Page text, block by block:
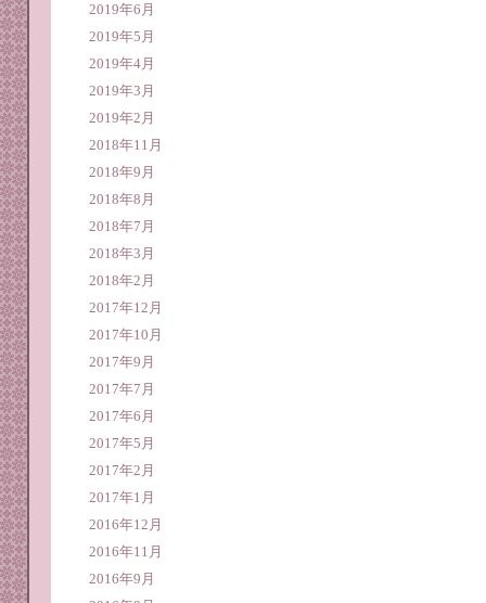
2019年6月
2019年5月
2019年4月
2019年3月
2019年2月
2018年11月
2018年9月
2018年8月
2018年7月
2018年3月
2018年2月
2017年12月
2017年10月
2017年9月
2017年7月
2017年6月
2017年5月
2017年2月
2017年1月
2016年12月
2016年11月
2016年9月